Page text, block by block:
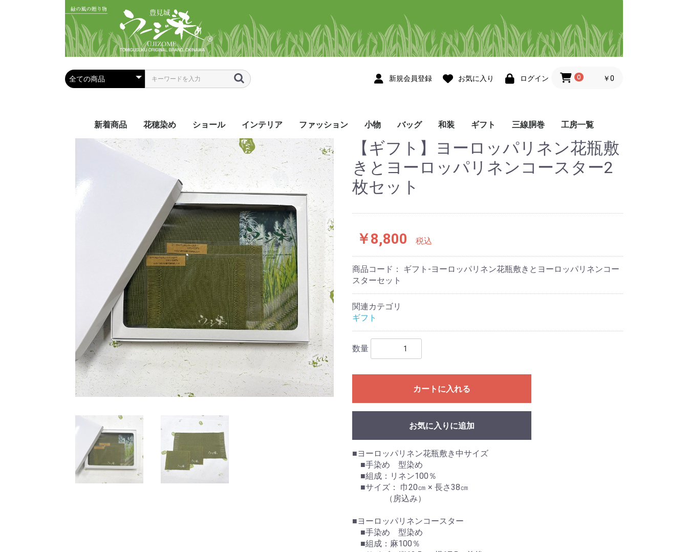
新規会員登録 お気に入り ログイン 0 ￥0
新着商品 花穂染め ショール
夏におススメ
手染めショール・スト
ール
手織りショール・スト
ール
インテリア
タペストリー
のれん
テーブルセンター
テーブルランナー
コースター・花瓶敷き
その他のインテリア
ファッション
シャツ メンズ
レディース
かりゆしウェア
Tシャツ・ポロシャツ
ネクタイ
帽子・マスク・ヘアバ
ンド・シュシュ
小物
ハンカチ/手ぬぐい
眼鏡ケース
ネックストラップ
ポーチ･ペンケース
しおり・ブックカバー
巾着袋
名刺入れ
印鑑ケース・キーケー
財布
ストラップ･お守り
etc
その他の小物
バッグ
トートバッグ
ポシェット
リュック
バッグ・その他
和装
着尺
帯
半幅帯
角帯
和装小物
ギフト 三線胴巻
その他・三線小物
工房一覧
工房 悦
工房 ゆぅ
染屋 かふう
染色ますみ
Atelier 8131
夢工房
織工房 かしかけ
織工房 風薫る
ぬぬうい工房 か奈
little achakan
まかてーぐゎー工房
工房 点と線
【ギフト】ヨーロッパリネン花瓶敷
きとヨーロッパリネンコースター2
枚セット
￥8,800 税込
商品コード： ギフト-ヨーロッパリネン花瓶敷きとヨーロッパリネンコー
スターセット
関連カテゴリ
ギフト
数量
カートに入れる
お気に入りに追加
■ヨーロッパリネン花瓶敷き中サイズ
■手染め 型染め
■組成：リネン100％
■サイズ： 巾20㎝ × 長さ38㎝
（房込み）
■ヨーロッパリネンコースター
■手染め 型染め
■組成：麻100％